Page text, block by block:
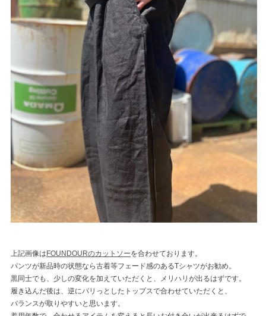
上記画像は FOUNDOURのカットソーを合わせております。
パンツが新品時の状態なら古着等フェード感のあるTシャツがお勧め。
黒同士でも、少しの変化を加えていただくと、メリハリが出るはずです。
履き込んだ後は、逆にパリっとしたトップスで合わせていただくと、
バランスが取りやすいと思います。